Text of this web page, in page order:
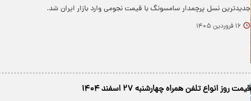
جدیدترین نسل پرچمدار سامسونگ با قیمت نجومی وارد بازار ایران شد.
۱۶ فروردین ۱۴۰۵
قیمت روز انواع تلفن همراه چهارشنبه ۲۷ اسفند ۱۴۰۴